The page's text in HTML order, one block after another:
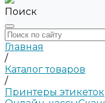
Поиск
Главная
/
Каталог товаров
/
Принтеры этикеток